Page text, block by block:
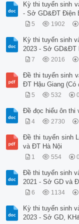
Kỳ thi tuyển sinh
- Sở GD&ĐT Điện
5 1902
Kỳ thi tuyển sinh
2023 - Sở GD&ĐT
7 2016
Đề thi tuyển sinh
ĐT Hậu Giang (Có
5 532 0
Đề đọc hiểu ôn thi
4 2730
Đề thi tuyển sinh
và ĐT Hà Nội
1 554 0
Đề thi tuyển sinh
2021 - Sở GD và
6 1134
Kỳ thi tuyển sinh
2023 - Sở GD,